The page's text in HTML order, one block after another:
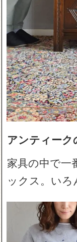
アンティー
家具の中で一
ックス。いろ